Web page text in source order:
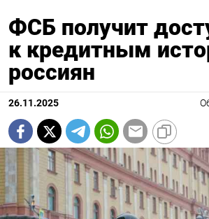
ФСБ получит
к кредитным
россиян
26.11.2025